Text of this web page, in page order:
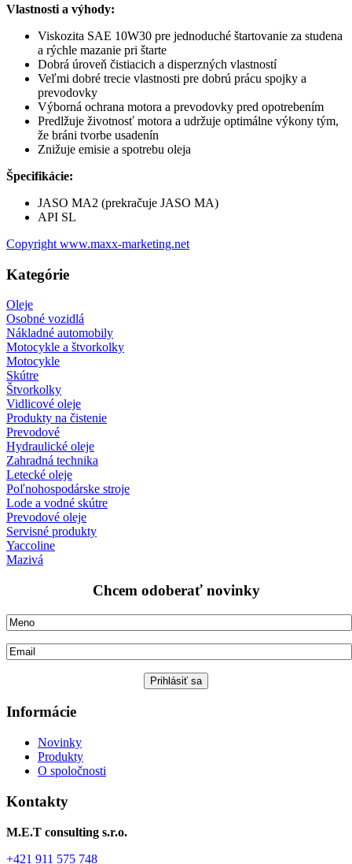
Vlastnosti a výhody:
Viskozita SAE 10W30 pre jednoduché štartovanie za studena
a rýchle mazanie pri štarte
Dobrá úroveň čistiacich a disperzných vlastností
Veľmi dobré trecie vlastnosti pre dobrú prácu spojky a
prevodovky
Výborná ochrana motora a prevodovky pred opotrebením
Predlžuje životnosť motora a udržuje optimálne výkony tým,
že bráni tvorbe usadenín
Znižuje emisie a spotrebu oleja
Špecifikácie:
JASO MA2 (prekračuje JASO MA)
API SL
Copyright www.maxx-marketing.net
Kategórie
Oleje
Osobné vozidlá
Nákladné automobily
Motocykle a štvorkolky
Motocykle
Skútre
Štvorkolky
Vidlicové oleje
Produkty na čistenie
Prevodové
Hydraulické oleje
Zahradná technika
Letecké oleje
Poľnohospodárske stroje
Lode a vodné skútre
Prevodové oleje
Servisné produkty
Yaccoline
Mazivá
Chcem odoberať novinky
Informácie
Novinky
Produkty
O spoločnosti
Kontakty
M.E.T consulting s.r.o.
+421 911 575 748